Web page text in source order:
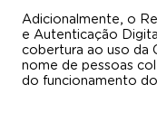
Adicionalmente, o
e Autenticação
cobertura ao uso da
nome de pessoas
do funcionamento